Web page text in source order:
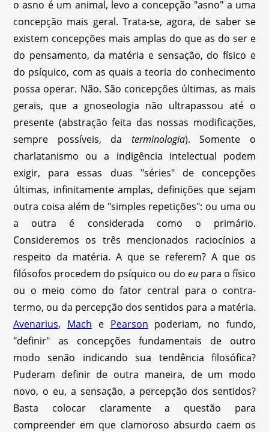
o asno é um animal, levo a concepção "asno" a uma
concepção mais geral. Trata-se, agora, de saber se
existem concepções mais amplas do que as do ser e
do pensamento, da matéria e sensação, do físico e
do psíquico, com as quais a teoria do conhecimento
possa operar. Não. São concepções últimas, as mais
gerais, que a gnoseologia não ultrapassou até o
presente (abstração feita das nossas modificações,
sempre possíveis, da terminologia). Somente o
charlatanismo ou a indigência intelectual podem
exigir, para essas duas "séries" de concepções
últimas, infinitamente amplas, definições que sejam
outra coisa além de "simples repetições": ou uma ou
a outra é considerada como o primário.
Consideremos os três mencionados raciocínios a
respeito da matéria. A que se referem? A que os
filósofos procedem do psíquico ou do eupara o físico
ou o meio como do fator central para o contra-
termo, ou da percepção dos sentidos para a matéria.
Avenarius, Mach e Pearson poderiam, no fundo,
"definir" as concepções fundamentais de outro
modo senão indicando sua tendência filosófica?
Puderam definir de outra maneira, de um modo
novo, o eu, a sensação, a percepção dos sentidos?
Basta colocar claramente a questão para
compreender em que clamoroso absurdo caem os